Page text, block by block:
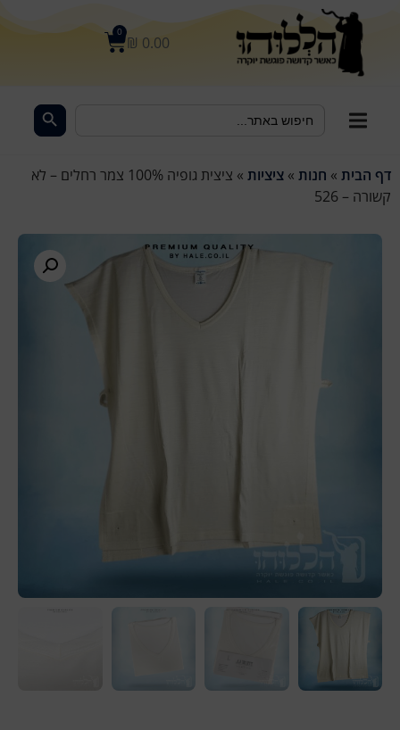
₪ 0.00
0
for:
דף הבית » חנות » ציציות »
ציצית גופיה 100% צמר רחלים – לא
קשורה – 526